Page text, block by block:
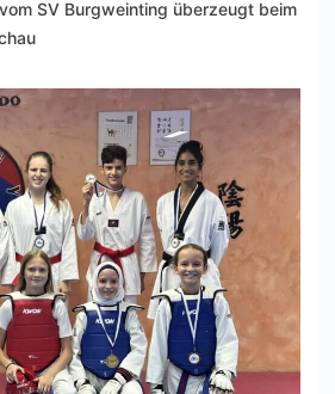
SV Burgweinting überzeugt beim